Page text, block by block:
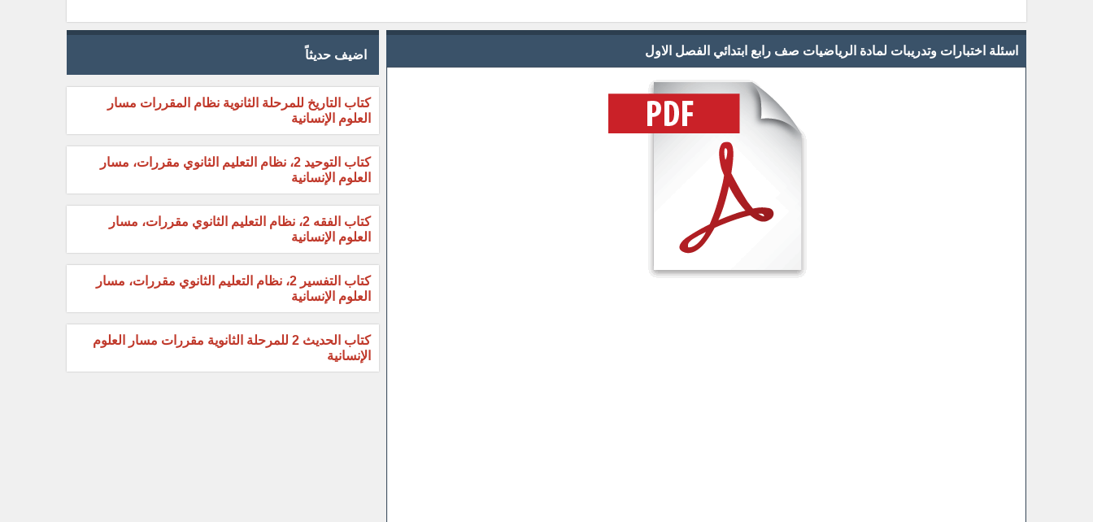
اسئلة اختبارات وتدريبات لمادة الرياضيات صف رابع ابتدائي الفصل الاول اضيف حديثاً
كتاب التاريخ للمرحلة الثانوية نظام المقررات مسار
العلوم الإنسانية
كتاب التوحيد 2، نظام التعليم الثانوي مقررات، مسار
العلوم الإنسانية
كتاب الفقه 2، نظام التعليم الثانوي مقررات، مسار
العلوم الإنسانية
كتاب التفسير 2، نظام التعليم الثانوي مقررات، مسار
العلوم الإنسانية
كتاب الحديث 2 للمرحلة الثانوية مقررات مسار العلوم
الإنسانية